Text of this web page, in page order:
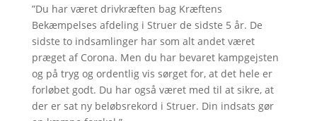
”Du har været drivkræften bag Kræftens
Bekæmpelses afdeling i Struer de sidste 5 år. De
sidste to indsamlinger har som alt andet været
præget af Corona. Men du har bevaret kampgejsten
og på tryg og ordentlig vis sørget for, at det hele er
forløbet godt. Du har også været med til at sikre, at
der er sat ny beløbsrekord i Struer. Din indsats gør